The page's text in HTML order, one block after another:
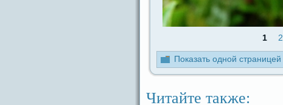
1 2
Показать одной стpaницей
Читайте также: